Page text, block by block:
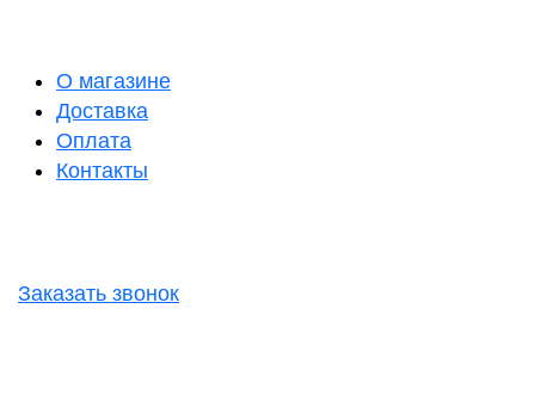
О магазине
Доставка
Оплата
Контакты
Заказать звонок